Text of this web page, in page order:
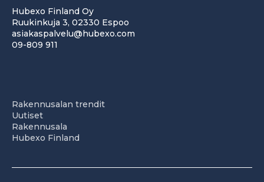
Hubexo Finland Oy
Ruukinkuja 3, 02330 Espoo
asiakaspalvelu@hubexo.com
09-809 911
Rakennusalan trendit
Uutiset
Rakennusala
Hubexo Finland